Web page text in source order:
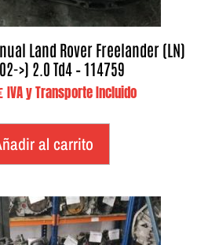
Land Rover Freelander (LN)
>) 2.0 Td4 – 114759
IVA y Transporte Incluido
al carrito